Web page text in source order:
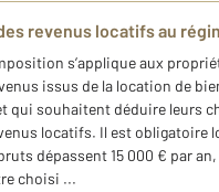
revenus locatifs au
s’applique aux
issus de la location de
qui souhaitent déduire leurs
locatifs. Il est obligatoire
dépassent 15 000 € par
choisi ...